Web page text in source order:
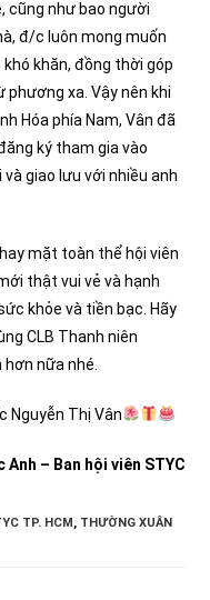
cũng như bao người
đ/c luôn mong muốn
khăn, đồng thời góp
xa. Vậy nên khi
Hóa phía Nam, Vân đã
ký tham gia vào
giao lưu với nhiều anh
mặt toàn thể hội viên
thật vui vẻ và hạnh
khỏe và tiền bạc. Hãy
CLB Thanh niên
nữa nhé.
Nguyễn Thị Vân
Anh – Ban hội viên STYC
TP. HCM , THƯỜNG XUÂN